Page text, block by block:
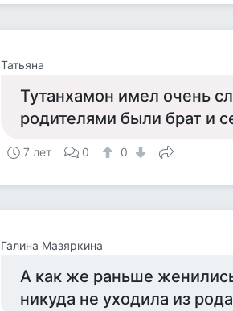
Татьяна
Тутанхамон имел очень
родителями были брат и
7 лет 0 0
Галина Мазяркина
А как же раньше
никуда не уходила из